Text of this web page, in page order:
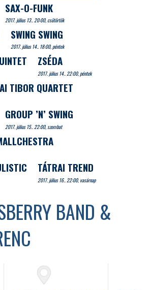
BAND &
SAX-O-FUNK
2017. július 13.. 20:00, csütörtök
SWING SWING
2017. július 14.. 18:00, péntek
ZSÉDA
2017. július 14.. 22:00, péntek
TIBOR QUARTET
GROUP ’N’ SWING
2017. július 15.. 22:00, szombat
TÁTRAI TREND
2017. július 16.. 22:00, vasárnap